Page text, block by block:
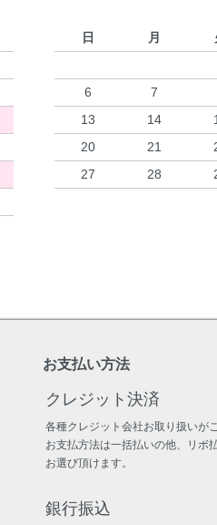
日
月
6
7
13
14
20
21
27
28
お支払い方法
クレジット決済
各種クレジット会社お取り扱いが
お支払方法は一括払いの他、リボ
お選び頂けます。
銀行振込